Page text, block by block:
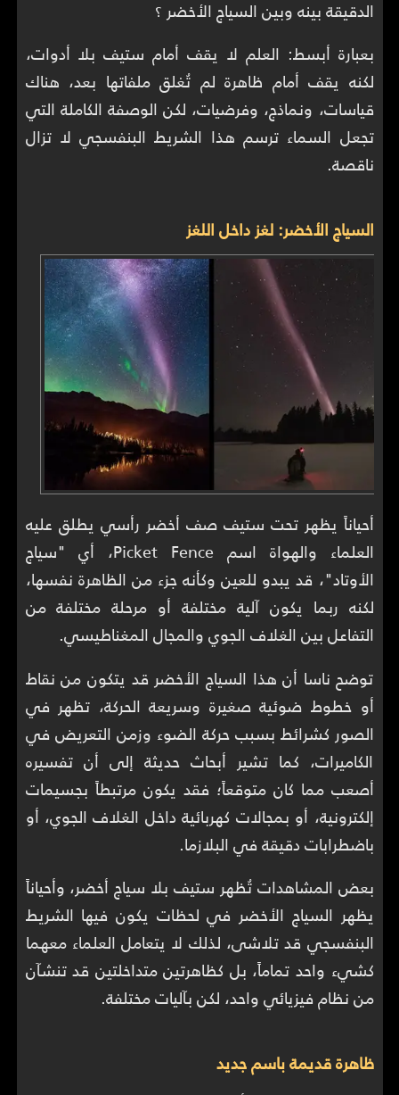
الدقيقة بينه وبين السياج الأخضر ؟
بعبارة أبسط: العلم لا يقف أمام ستيف بلا أدوات،
لكنه يقف أمام ظاهرة لم تُغلق ملفاتها بعد، هناك
قياسات، ونماذج، وفرضيات، لكن الوصفة الكاملة التي
تجعل السماء ترسم هذا الشريط البنفسجي لا تزال
ناقصة.
السياج الأخضر: لغز داخل اللغز
أحياناً يظهر تحت ستيف صف أخضر رأسي يطلق عليه
العلماء والهواة اسم Picket Fence، أي "سياج
الأوتاد"، قد يبدو للعين وكأنه جزء من الظاهرة نفسها،
لكنه ربما يكون آلية مختلفة أو مرحلة مختلفة من
التفاعل بين الغلاف الجوي والمجال المغناطيسي.
توضح ناسا أن هذا السياج الأخضر قد يتكون من نقاط
أو خطوط ضوئية صغيرة وسريعة الحركة، تظهر في
الصور كشرائط بسبب حركة الضوء وزمن التعريض في
الكاميرات، كما تشير أبحاث حديثة إلى أن تفسيره
أصعب مما كان متوقعاً؛ فقد يكون مرتبطاً بجسيمات
إلكترونية، أو بمجالات كهربائية داخل الغلاف الجوي، أو
باضطرابات دقيقة في البلازما.
بعض المشاهدات تُظهر ستيف بلا سياج أخضر، وأحياناً
يظهر السياج الأخضر في لحظات يكون فيها الشريط
البنفسجي قد تلاشى، لذلك لا يتعامل العلماء معهما
كشيء واحد تماماً، بل كظاهرتين متداخلتين قد تنشآن
من نظام فيزيائي واحد، لكن بآليات مختلفة.
ظاهرة قديمة باسم جديد